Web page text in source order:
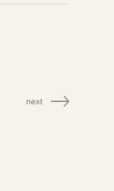
next